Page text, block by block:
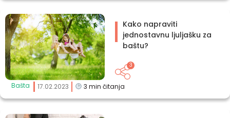
Bašta 17.02.2023 3 min čitanja
Kako napraviti
jednostavnu ljuljašku za
baštu?
3